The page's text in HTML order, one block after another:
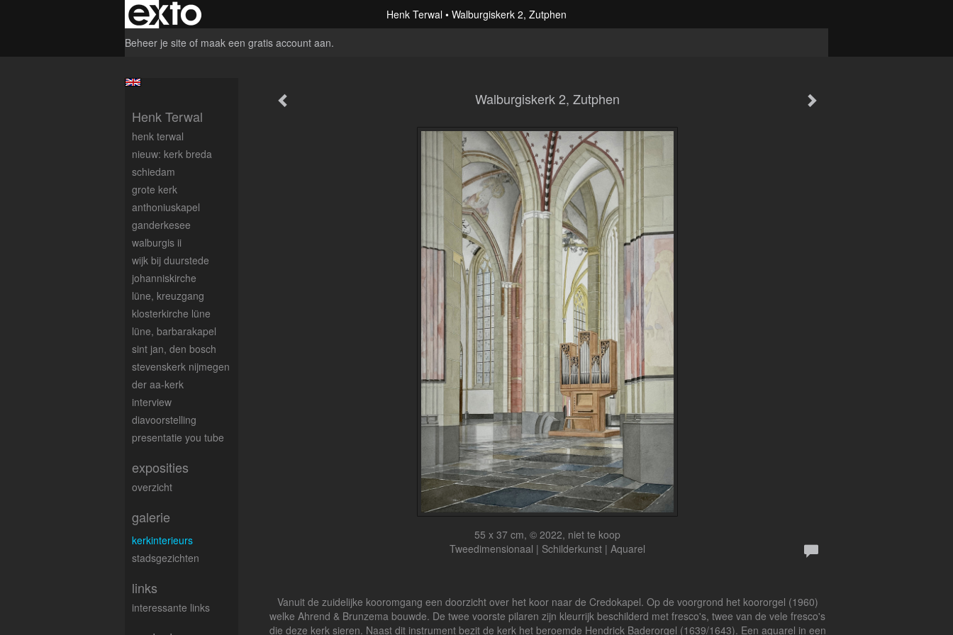
Henk Terwal
Walburgiskerk 2, Zutphen
Beheer je site of maak een gratis account aan.
Walburgiskerk 2, Zutphen
55 x 37 cm, © 2022, niet te koop
Tweedimensionaal | Schilderkunst | Aquarel
Vanuit de zuidelijke kooromgang een doorzicht over het koor naar de Credokapel. Op de voorgrond het koororgel (1960)
welke Ahrend & Brunzema bouwde. De twee voorste pilaren zijn kleurrijk beschilderd met fresco's, twee van de vele fresco's
die deze kerk sieren. Naast dit instrument bezit de kerk het beroemde Hendrick Baderorgel (1639/1643). Een aquarel in een
Henk Terwal
henk terwal
nieuw: kerk breda
schiedam
grote kerk
anthoniuskapel
ganderkesee
walburgis ii
wijk bij duurstede
johanniskirche
lüne, kreuzgang
klosterkirche lüne
lüne, barbarakapel
sint jan, den bosch
stevenskerk nijmegen
der aa-kerk
interview
diavoorstelling
presentatie you tube
exposities
overzicht
galerie
kerkinterieurs
stadsgezichten
links
interessante links